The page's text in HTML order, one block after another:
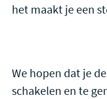
het maakt je een
We hopen dat je
schakelen en te